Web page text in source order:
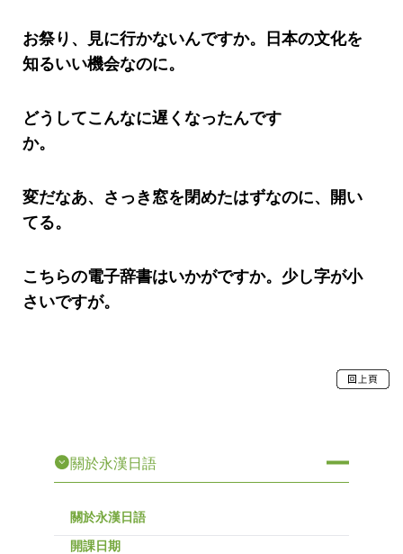
お祭り、見に行かないんですか。日本の文化を
知るいい機会なのに。
どうしてこんなに遅くなったんです
か。
変だなあ、さっき窓を閉めたはずなのに、開い
てる。
こちらの電子辞書はいかがですか。少し字が小
さいですが。
關於永漢日語
關於永漢日語
開課日期